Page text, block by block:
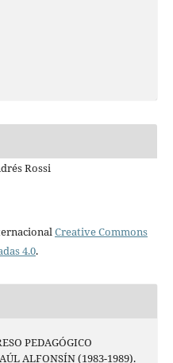
Rossi
Creative Commons
4.0.
PEDAGÓGICO
ALFONSÍN (1983-1989).